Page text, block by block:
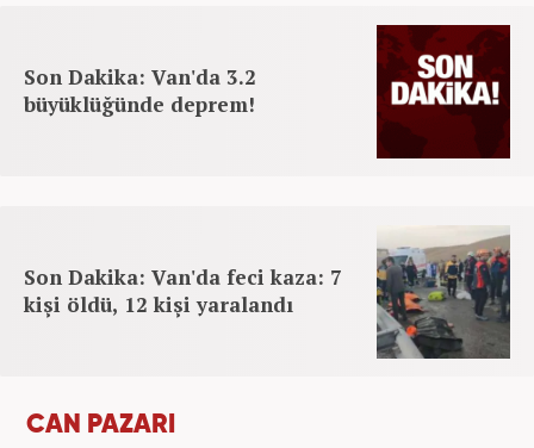
Son Dakika: Van'da 3.2
büyüklüğünde deprem!
Son Dakika: Van'da feci kaza: 7
kişi öldü, 12 kişi yaralandı
CAN PAZARI